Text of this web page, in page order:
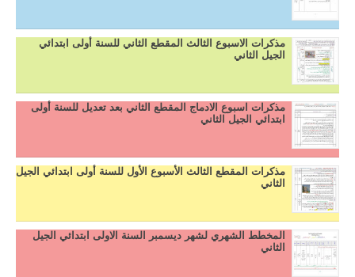
مذكرات الاسبوع الثالث المقطع الثاني للسنة أولى ابتدائي
الجيل الثاني
مذكرات اسبوع الادماج المقطع الثاني بعد تعديل للسنة أولى
ابتدائي الجيل الثاني
مذكرات المقطع الثالث الأسبوع الأول للسنة أولى ابتدائي الجيل
الثاني
المخطط الشهري لشهر ديسمبر السنة الاولى ابتدائي الجيل
الثاني